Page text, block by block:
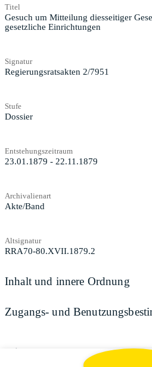
Titel
Gesuch um Mitteilung diesseitiger
gesetzliche Einrichtungen
Signatur
Regierungsratsakten 2/7951
Stufe
Dossier
Entstehungszeitraum
23.01.1879 - 22.11.1879
Archivalienart
Akte/Band
Altsignatur
RRA70-80.XVII.1879.2
Inhalt und innere Ordnung
Zugangs- und
Teilen